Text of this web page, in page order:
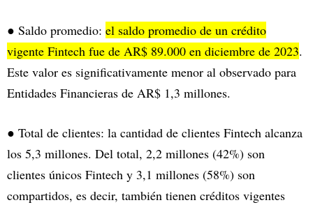
● Saldo promedio: el saldo promedio de un crédito
vigente Fintech fue de AR$ 89.000 en diciembre de 2023.
Este valor es significativamente menor al observado para
Entidades Financieras de AR$ 1,3 millones.
● Total de clientes: la cantidad de clientes Fintech alcanza
los 5,3 millones. Del total, 2,2 millones (42%) son
clientes únicos Fintech y 3,1 millones (58%) son
compartidos, es decir, también tienen créditos vigentes